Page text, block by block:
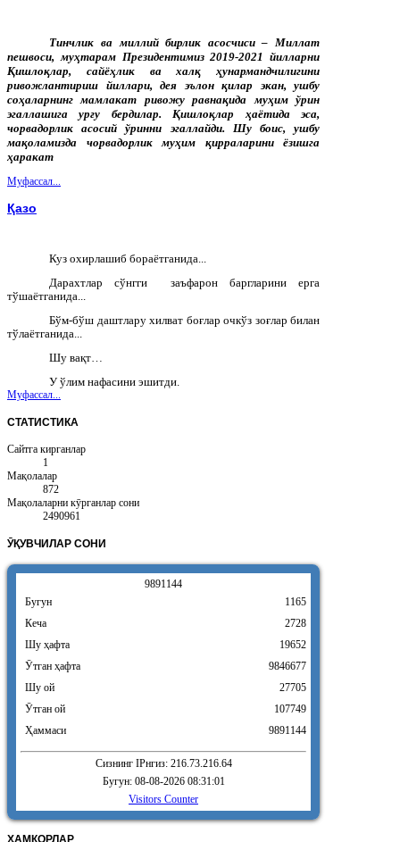
Тинчлик ва миллий бирлик асосчиси – Миллат
пешвоси, муҳтарам Президентимиз 2019-2021 йилларни
Қишлоқлар, сайёҳлик ва халқ ҳунармандчилигини
ривожлантириш йиллари, дея эълон қилар экан, ушбу
соҳаларнинг мамлакат ривожу равнақида муҳим ўрин
эгаллашига урғу бердилар. Қишлоқлар ҳаётида эса,
чорвадорлик асосий ўринни эгаллайди. Шу боис, ушбу
мақоламизда чорвадорлик муҳим қирраларини ёзишга
ҳаракат
Муфассал...
Қазо
Куз охирлашиб бораётганида...
Дарахтлар сўнгги заъфарон баргларини ерга
тўшаётганида...
Бўм-бўш даштлару хилват боғлар очкўз зоғлар билан
тўлаётганида...
Шу вақт…
У ўлим нафасини эшитди.
Муфассал...
СТАТИСТИКА
Сайтга кирганлар
1
Мақолалар
872
Мақолаларни кӯрганлар сони
2490961
ӮҚУВЧИЛАР СОНИ
9891 144
Бугун
Кеча
Шу ҳафта
Ӯтган ҳафта
Шу ой
Ӯтган ой
Ҳаммаси
1165
2728
19652
9846677
27705
107749
9891144
Сизнинг IPнгиз: 216.73.216.64
Бугун: 08-08-2026 08:31:01
Visitors Counter